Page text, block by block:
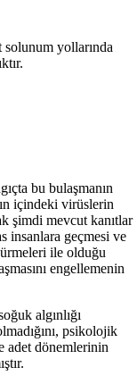
solunum yollarında
bu bulaşmanın
içindeki virüslerin
şimdi mevcut kanıtlar
insanlara geçmesi ve
ile olduğu
engellemenin
algınlığı
psikolojik
adet dönemlerinin